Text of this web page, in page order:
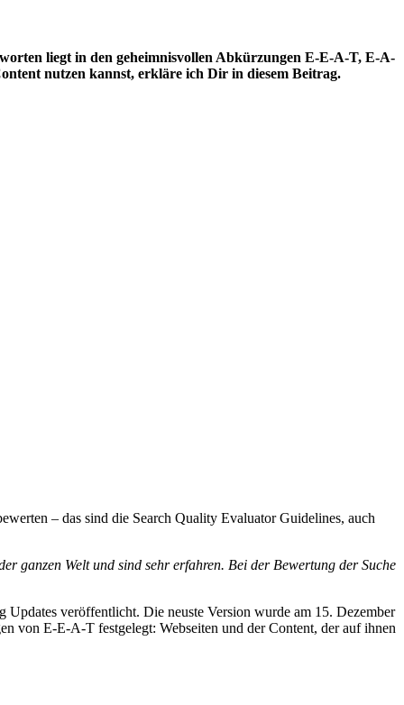
liegt in den geheimnisvollen Abkürzungen E-E-A-T, E-A-
nutzen kannst, erkläre ich Dir in diesem Beitrag.
– das sind die Search Quality Evaluator Guidelines, auch
ganzen Welt und sind sehr erfahren. Bei der Bewertung der Suche
veröffentlicht. Die neuste Version wurde am 15. Dezember
von E-E-A-T festgelegt: Webseiten und der Content, der auf ihnen